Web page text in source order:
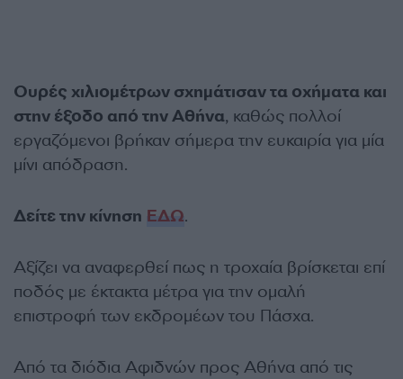
Ουρές χιλιομέτρων σχημάτισαν τα οχήματα και
στην έξοδο από την Αθήνα, καθώς πολλοί
εργαζόμενοι βρήκαν σήμερα την ευκαιρία για μία
μίνι απόδραση.
Δείτε την κίνηση ΕΔΩ.
Αξίζει να αναφερθεί πως η τροχαία βρίσκεται επί
ποδός με έκτακτα μέτρα για την ομαλή
επιστροφή των εκδρομέων του Πάσχα.
Από τα διόδια Αφιδνών προς Αθήνα από τις